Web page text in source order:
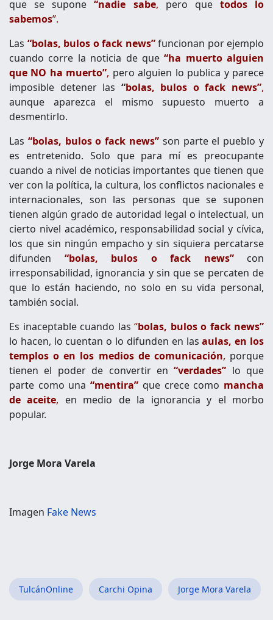
que se supone“nadie sabe, pero que todos lo
sabemos”.
Las “bolas, bulos o fack news”funcionan por ejemplo
cuando corre la noticia de que“ha muerto alguien
que NO ha muerto”, pero alguien lo publica y parece
imposible detener las “bolas, bulos o fack news”,
aunque aparezca el mismo supuesto muerto a
desmentirlo.
Las “bolas, bulos o fack news” son parte el pueblo y
es entretenido. Solo que para mí es preocupante
cuando a nivel de noticias importantes que tienen que
ver con la política, la cultura, los conflictos nacionales e
internacionales, son las personas que se suponen
tienen algún grado de autoridad legal o intelectual, un
cierto nivel académico, responsabilidad social y cívica,
los que sin ningún empacho y sin siquiera percatarse
difunden “bolas, bulos o fack news”con
irresponsabilidad, ignorancia y sin que se percaten de
que lo están haciendo, no solo en su vida personal,
también social.
Es inaceptable cuando las “bolas, bulos o fack news”
lo hacen, lo cuentan o lo difunden en lasaulas, en los
templos o en los medios de comunicación, porque
tienen el poder de convertir en“verdades” lo que
parte como una“mentira” que crece como mancha
de aceite, en medio de la ignorancia y el morbo
popular.
Jorge Mora Varela
Imagen Fake News
TulcánOnline Carchi Opina Jorge Mora Varela